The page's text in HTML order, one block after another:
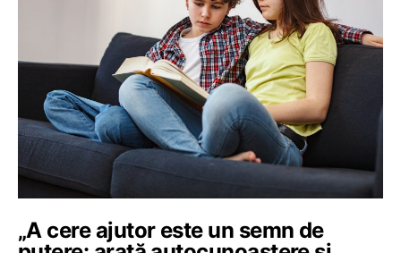
„A cere ajutor este un semn de